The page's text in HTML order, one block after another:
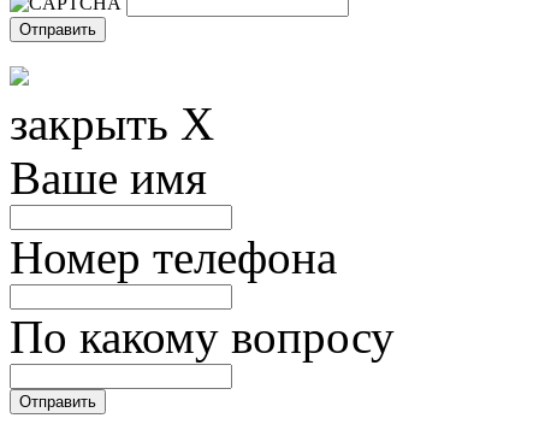
закрыть X
Ваше имя
Номер телефона
По какому вопросу